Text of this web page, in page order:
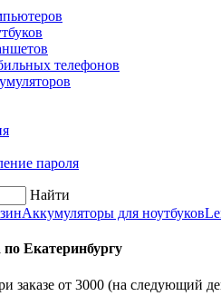
телефонов
пароля
Найти
Аккумуляторы для ноутбуков
Екатеринбургу
заказе от 3000 (на следующий